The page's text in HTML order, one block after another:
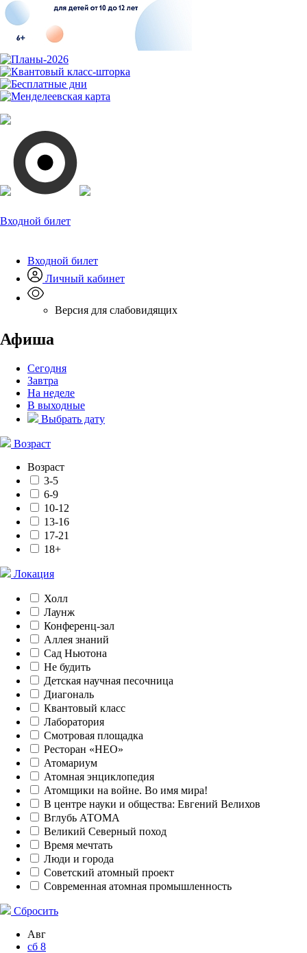
Входной билет
Входной билет
Личный кабинет
Версия для слабовидящих
Афиша
Сегодня
Завтра
На неделе
В выходные
Выбрать дату
Возраст
Возраст
3-5
6-9
10-12
13-16
17-21
18+
Локация
Холл
Лаунж
Конференц-зал
Аллея знаний
Сад Ньютона
Не будить
Детская научная песочница
Диагональ
Квантовый класс
Лаборатория
Смотровая площадка
Ресторан «НЕО»
Атомариум
Атомная энциклопедия
Атомщики на войне. Во имя мира!
В центре науки и общества: Евгений Велихов
Вглубь АТОМА
Великий Северный поход
Время мечтать
Люди и города
Советский атомный проект
Современная атомная промышленность
Сбросить
Авг
сб 8